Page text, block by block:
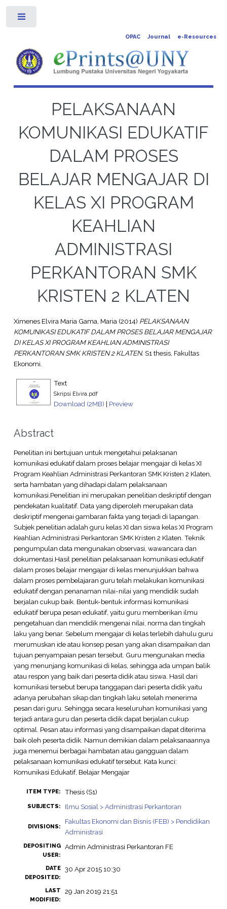
OPAC Journal e-Resources
PELAKSANAAN
KOMUNIKASI EDUKATIF
DALAM PROSES
BELAJAR MENGAJAR DI
KELAS XI PROGRAM
KEAHLIAN
ADMINISTRASI
PERKANTORAN SMK
KRISTEN 2 KLATEN
Ximenes Elvira Maria Gama, Maria(2014) PELAKSANAAN
KOMUNIKASI EDUKATIF DALAM PROSES BELAJAR MENGAJAR
DI KELAS XI PROGRAM KEAHLIAN ADMINISTRASI
PERKANTORAN SMK KRISTEN 2 KLATEN. S1 thesis, Fakultas
Ekonomi.
Text
Skripsi Elvira.pdf
Download (2MB) | Preview
Abstract
Penelitian ini bertujuan untuk mengetahui pelaksanan
komunikasi edukatif dalam proses belajar mengajar di kelas XI
Program Keahlian Administrasi Perkantoran SMK Kristen 2 Klaten,
serta hambatan yang dihadapi dalam pelaksanaan
komunikasi.Penelitian ini merupakan penelitian deskriptif dengan
pendekatan kualitatif. Data yang diperoleh merupakan data
deskriptif mengenai gambaran fakta yang terjadi di lapangan.
Subjek penelitian adalah guru kelas XI dan siswa kelas XI Program
Keahlian Administrasi Perkantoran SMK Kristen 2 Klaten. Teknik
pengumpulan data mengunakan observasi, wawancara dan
dokumentasi.Hasil penelitian pelaksanaan komunikasi edukatif
dalam proses belajar mengajar di kelas menunjukkan bahwa
dalam proses pembelajaran guru telah melakukan komunikasi
edukatif dengan penanaman nilai-nilai yang mendidik sudah
berjalan cukup baik. Bentuk-bentuk informasi komunikasi
edukatif berupa pesan edukatif, yaitu guru memberikan ilmu
pengetahuan dan mendidik mengenai nilai, norma dan tingkah
laku yang benar. Sebelum mengajar di kelas terlebih dahulu guru
merumuskan ide atau konsep pesan yang akan disampaikan dan
tujuan penyampaian pesan tersebut. Guru mengunakan media
yang menunjang komunikasi di kelas, sehingga ada umpan balik
atau respon yang baik dari peserta didik atau siswa. Hasil dari
komunikasi tersebut berupa tanggapan dari peserta didik yaitu
adanya perubahan sikap dan tingkah laku setelah menerima
pesan dari guru. Sehingga secara keseluruhan komunikasi yang
terjadi antara guru dan peserta didik dapat berjalan cukup
optimal. Pesan atau informasi yang disampaikan dapat diterima
baik oleh peserta didik. Namun demikian dalam pelaksanaannya
juga menemui berbagai hambatan atau gangguan dalam
pelaksanaan komunikasi edukatif tersebut. Kata kunci:
Komunikasi Edukatif, Belajar Mengajar
ITEM TYPE: Thesis (S1)
SUBJECTS: Ilmu Sosial > Administrasi Perkantoran
DIVISIONS:
Fakultas Ekonomi dan Bisnis (FEB) > Pendidikan
Administrasi
DEPOSITING
USER:
Admin Administrasi Perkantoran FE
DATE
DEPOSITED:
30 Apr 2015 10:30
LAST
MODIFIED:
29 Jan 2019 21:51